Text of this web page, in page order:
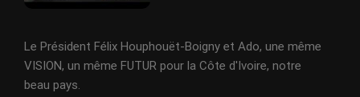
Le Président Félix Houphouët-Boigny et Ado, une même
VISION, un même FUTUR pour la Côte d'Ivoire, notre
beau pays.